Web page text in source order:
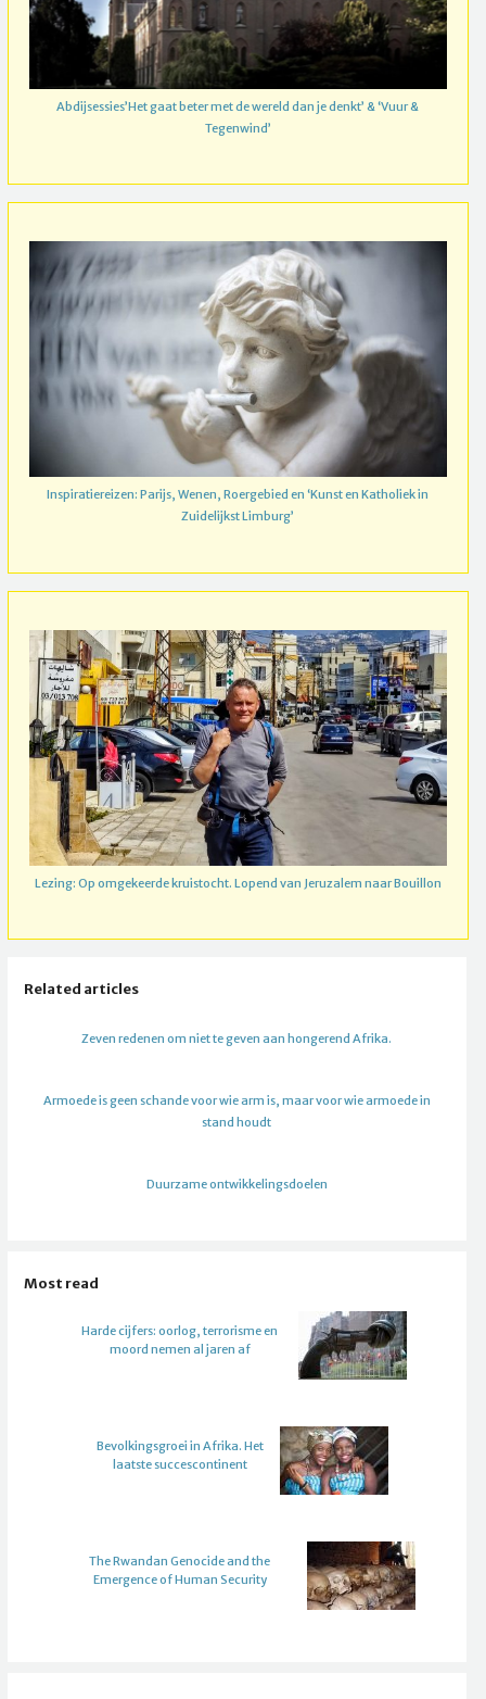
Abdijsessies’Het gaat beter met de wereld dan je denkt’ & ‘Vuur &
Tegenwind’
Inspiratiereizen: Parijs, Wenen, Roergebied en ‘Kunst en Katholiek in
Zuidelijkst Limburg’
Lezing: Op omgekeerde kruistocht. Lopend van Jeruzalem naar Bouillon
Related articles
Zeven redenen om niet te geven aan hongerend Afrika.
Armoede is geen schande voor wie arm is, maar voor wie armoede in
stand houdt
Duurzame ontwikkelingsdoelen
Most read
Harde cijfers: oorlog, terrorisme en
moord nemen al jaren af
Bevolkingsgroei in Afrika. Het
laatste succescontinent
The Rwandan Genocide and the
Emergence of Human Security